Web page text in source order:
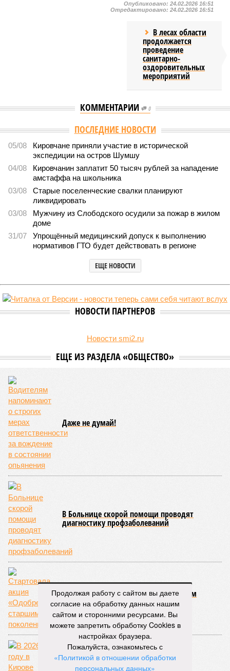
Опубликовано: 24.02.2026 16:51
Отредактировано: 24.02.2026 16:51
В лесах области
продолжается
проведение
санитарно-
оздоровительных
мероприятий
КОММЕНТАРИИ 0
ПОСЛЕДНИЕ НОВОСТИ
05/08
Кировчане приняли участие в исторической
экспедиции на остров Шумшу
04/08
Кировчанин заплатит 50 тысяч рублей за нападение
амстаффа на школьника
03/08
Старые поселенческие свалки планируют
ликвидировать
03/08
Мужчину из Слободского осудили за пожар в жилом
доме
31/07
Упрощённый медицинский допуск к выполнению
нормативов ГТО будет действовать в регионе
ЕЩЕ НОВОСТИ
НОВОСТИ ПАРТНЕРОВ
Новости smi2.ru
ЕЩЕ ИЗ РАЗДЕЛА «ОБЩЕСТВО»
Даже не думай!
В Больнице скорой помощи проводят
диагностику профзаболеваний
Стартовала акция «Одобрено старшим
поколением»
Продолжая работу с сайтом вы даете
согласие на обработку данных нашим
сайтом и сторонними ресурсами. Вы
можете запретить обработку Cookies в
настройках браузера.
Пожалуйста, ознакомьтесь с
«Политикой в отношении обработки
персональных данных»